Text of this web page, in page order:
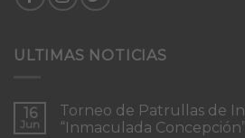
ULTIMAS NOTICIAS
16
Jun
Torneo de Patrullas de
“Inmaculada Concepción”